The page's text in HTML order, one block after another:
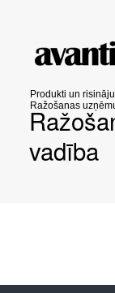
Produkti un
Ražošanas
vadība